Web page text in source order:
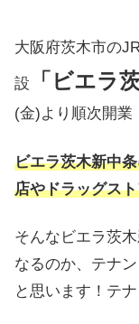
大阪府茨木市の
設 「ビエラ
(金)より順次開業
ビエラ茨木新中
店やドラッグス
そんなビエラ茨
なるのか、テナ
と思います！テ